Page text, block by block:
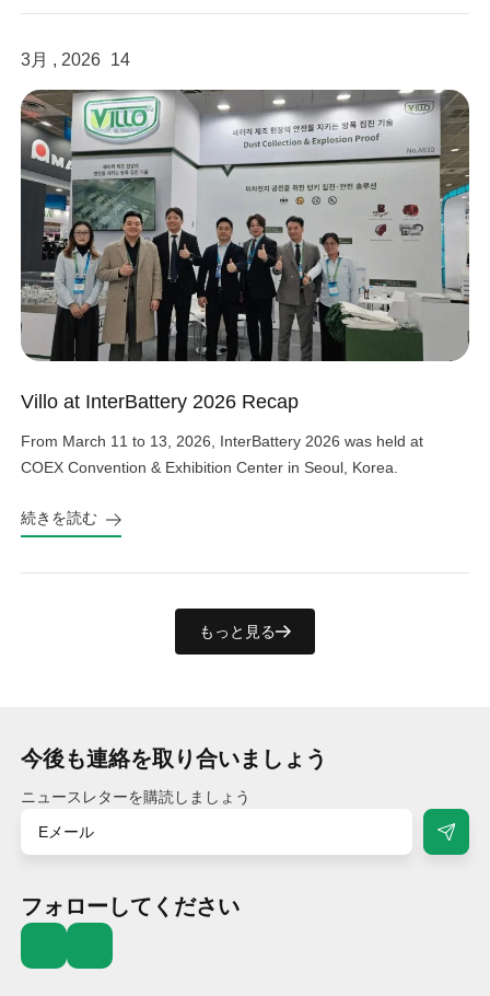
3月 , 2026 14
Villo at InterBattery 2026 Recap
From March 11 to 13, 2026, InterBattery 2026 was held at
COEX Convention & Exhibition Center in Seoul, Korea.
続きを読む
もっと見る
今後も連絡を取り合いましょう
ニュースレターを購読しましょう
フォローしてください